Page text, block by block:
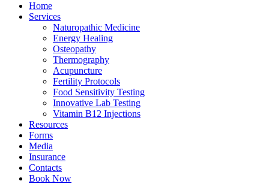
Home
Services
Naturopathic Medicine
Energy Healing
Osteopathy
Thermography
Acupuncture
Fertility Protocols
Food Sensitivity Testing
Innovative Lab Testing
Vitamin B12 Injections
Resources
Forms
Media
Insurance
Contacts
Book Now